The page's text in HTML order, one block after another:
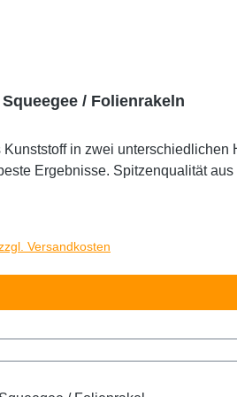
/ Folienrakeln
Härtegraden: weich und hart. Jede Sorte bietet zudem noch mal
Glatte Kante für beste Ergebnisse.
Versandkosten